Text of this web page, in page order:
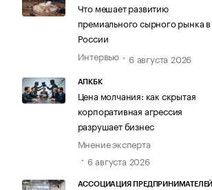
Что мешает развитию
премиального сырного рынка в
России
Интервью
6 августа 2026
АПКБК
Цена молчания: как скрытая
корпоративная агрессия
разрушает бизнес
Мнение эксперта
6 августа 2026
АССОЦИАЦИЯ ПРЕДПРИНИМАТЕЛЕЙ